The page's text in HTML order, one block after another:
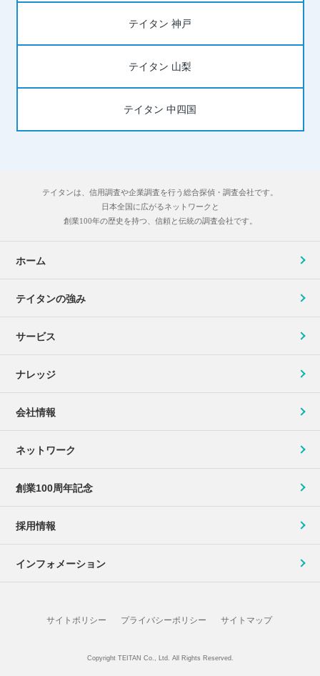
テイタン 神戸
テイタン 山梨
テイタン 中四国
テイタンは、信用調査や企業調査を行う総合探偵・調査会社です。
日本全国に広がるネットワークと
創業100年の歴史を持つ、信頼と伝統の調査会社です。
ホーム
テイタンの強み
サービス
ナレッジ
会社情報
ネットワーク
創業100周年記念
採用情報
インフォメーション
サイトポリシー プライバシーポリシー サイトマップ
Copyright TEITAN Co., Ltd. All Rights Reserved.